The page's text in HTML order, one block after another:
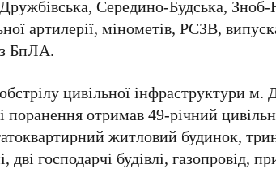
Середино-Будська, Зноб-
артилерії, мінометів, РСЗВ,
БпЛА.
цивільної інфраструктури м.
отримав 49-річний
житловий будинок,
дві господарчі будівлі, газопровід,